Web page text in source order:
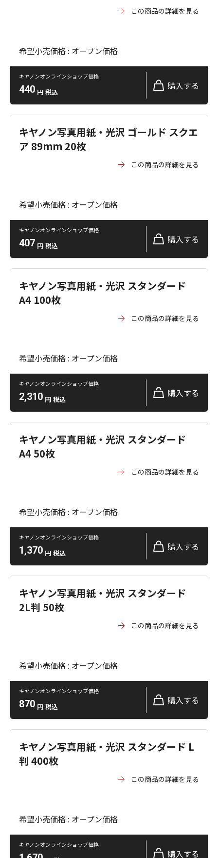
この商品の詳細を見る
希望小売価格 : オープン価格
キヤノンオンラインショップ価格
440 円 税込
購入する
キヤノン写真用紙・光沢 ゴールド スクエ
ア 89mm 20枚
この商品の詳細を見る
希望小売価格 : オープン価格
キヤノンオンラインショップ価格
407 円 税込
購入する
キヤノン写真用紙・光沢 スタンダード
A4 100枚
この商品の詳細を見る
希望小売価格 : オープン価格
キヤノンオンラインショップ価格
2,310 円 税込
購入する
キヤノン写真用紙・光沢 スタンダード
A4 50枚
この商品の詳細を見る
希望小売価格 : オープン価格
キヤノンオンラインショップ価格
1,370 円 税込
購入する
キヤノン写真用紙・光沢 スタンダード
2L判 50枚
この商品の詳細を見る
希望小売価格 : オープン価格
キヤノンオンラインショップ価格
870 円 税込
購入する
キヤノン写真用紙・光沢 スタンダード L
判 400枚
この商品の詳細を見る
希望小売価格 : オープン価格
キヤノンオンラインショップ価格
購入する